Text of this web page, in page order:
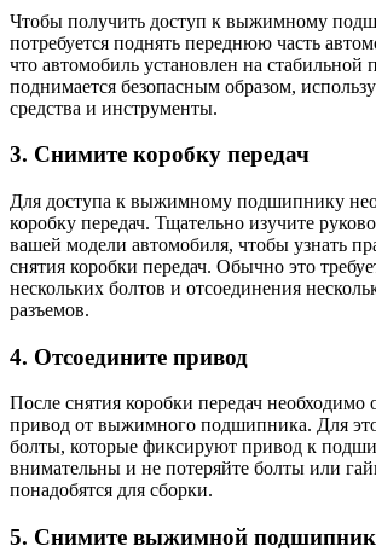
Чтобы получить доступ к выжимному
потребуется поднять переднюю часть
что автомобиль установлен на стабильной
поднимается безопасным образом,
средства и инструменты.
3. Снимите коробку передач
Для доступа к выжимному подшипнику
коробку передач. Тщательно изучите
вашей модели автомобиля, чтобы узнать
снятия коробки передач. Обычно это
нескольких болтов и отсоединения
разъемов.
4. Отсоедините привод
После снятия коробки передач необходимо
привод от выжимного подшипника. Для
болты, которые фиксируют привод к
внимательны и не потеряйте болты или
понадобятся для сборки.
5. Снимите выжимной подшипник